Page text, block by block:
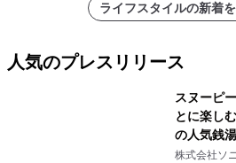
ライフスタイルの新着
人気のプレスリリース
スヌーピ
とに楽し
の人気銭
ラボレー
株式会社ソ